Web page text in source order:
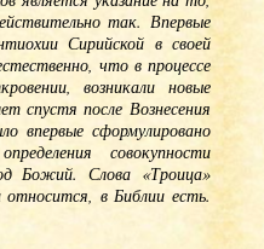
так. Впервые
Сирийской в своей
что в процессе
возникали новые
спустя после Вознесения
впервые сформулировано
совокупности
Божий. Слова «Троица»
в Библии есть.